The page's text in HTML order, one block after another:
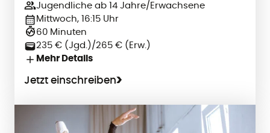
Jugendliche ab 14 Jahre/Erwachsene
Mittwoch, 16:15 Uhr
60 Minuten
235 € (Jgd.)/265 € (Erw.)
Mehr Details
Jetzt einschreiben